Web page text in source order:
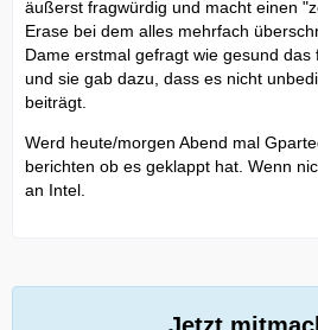
äußerst fragwürdig und macht einen
Erase bei dem alles mehrfach
Dame erstmal gefragt wie gesund das
und sie gab dazu, dass es nicht
beiträgt.
Werd heute/morgen Abend mal
berichten ob es geklappt hat. Wenn
an Intel.
Jetzt